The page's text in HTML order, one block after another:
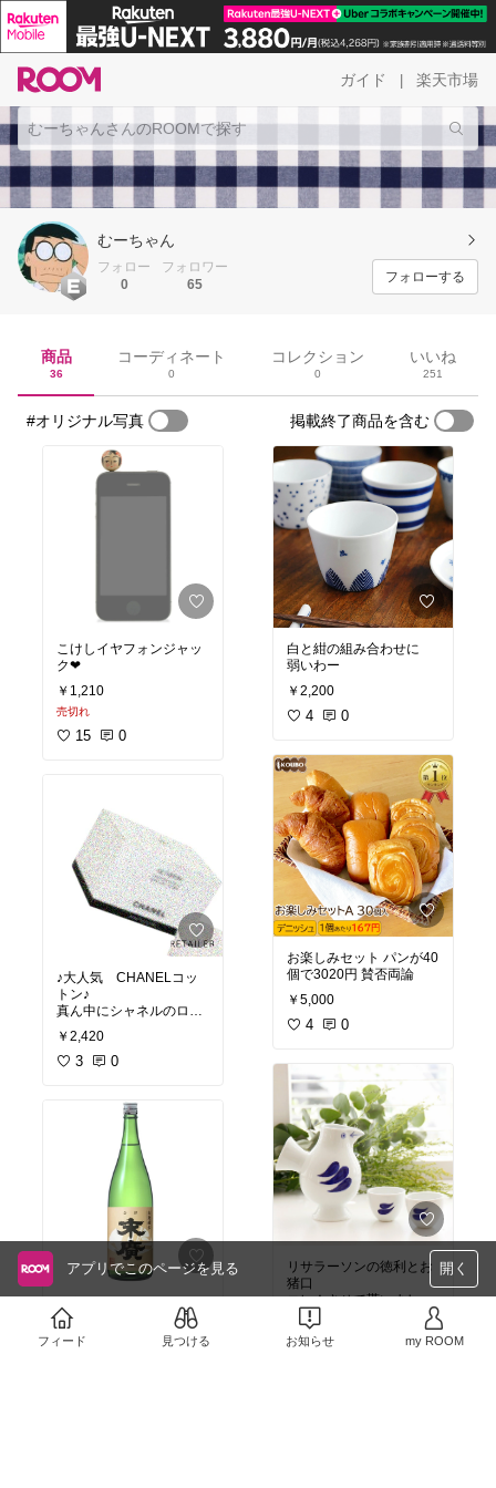
ガイド 楽天市場
むーちゃん
フォロー
0
フォロワー
65
フォローする
商品
36
コーディネート
0
コレクション
0
いいね
251
#オリジナル写真 掲載終了商品を含む
こけしイヤフォンジャッ
ク❤︎
￥1,210
売切れ
15 0
♪大人気 CHANELコッ
トン♪
真ん中にシャネルのロゴ
入り！！
￥2,420
3 0
山廃って飲んでみたい。
お花見に持って行こう♪(
´▽｀)
白と紺の組み合わせに
弱いわー
￥2,200
4 0
お楽しみセット パンが40
個で3020円 賛否両論
￥5,000
4 0
リサラーソンの徳利とお
猪口
コレ！させて貰いました
(^^)
￥8,800
売切れ
アプリでこのページを見る 開く
フィード 見つける お知らせ my ROOM